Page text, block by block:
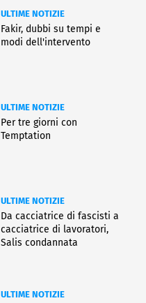
ULTIME NOTIZIE
Fakir, dubbi su tempi e
modi dell'intervento
ULTIME NOTIZIE
Per tre giorni con
Temptation
ULTIME NOTIZIE
Da cacciatrice di fascisti a
cacciatrice di lavoratori,
Salis condannata
ULTIME NOTIZIE